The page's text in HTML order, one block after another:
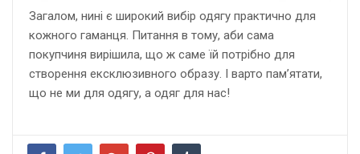
Загалом, нині є широкий вибір одягу практично для
кожного гаманця. Питання в тому, аби сама
покупчиня вирішила, що ж саме їй потрібно для
створення ексклюзивного образу. І варто пам’ятати,
що не ми для одягу, а одяг для нас!